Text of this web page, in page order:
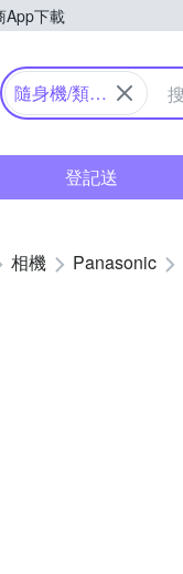
App下載
購物中心
隨身機/類單
登記送
相機 Panasonic